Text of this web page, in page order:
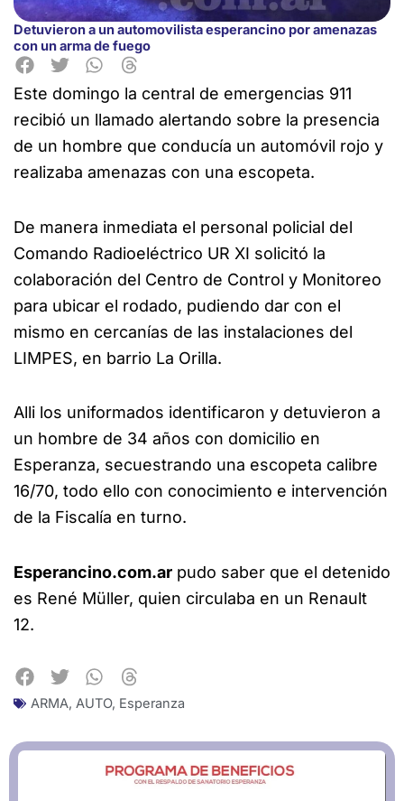
Detuvieron a un automovilista esperancino por amenazas
con un arma de fuego
Este domingo la central de emergencias 911
recibió un llamado alertando sobre la presencia
de un hombre que conducía un automóvil rojo y
realizaba amenazas con una escopeta.
De manera inmediata el personal policial del
Comando Radioeléctrico UR XI solicitó la
colaboración del Centro de Control y Monitoreo
para ubicar el rodado, pudiendo dar con el
mismo en cercanías de las instalaciones del
LIMPES, en barrio La Orilla.
Alli los uniformados identificaron y detuvieron a
un hombre de 34 años con domicilio en
Esperanza, secuestrando una escopeta calibre
16/70, todo ello con conocimiento e intervención
de la Fiscalía en turno.
Esperancino.com.ar pudo saber que el detenido
es René Müller, quien circulaba en un Renault
12.
ARMA, AUTO, Esperanza